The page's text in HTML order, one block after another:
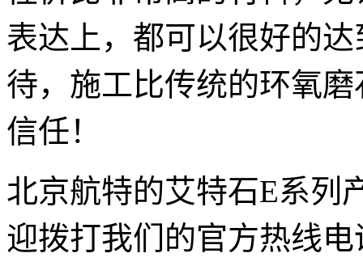
表达上，都可以很好的
待，施工比传统的环氧
信任！
北京航特的艾特石E系列
迎拨打我们的官方热线